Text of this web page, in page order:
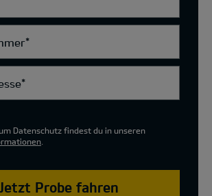
*
*
Datenschutz findest du in unseren
Jetzt Probe fahren